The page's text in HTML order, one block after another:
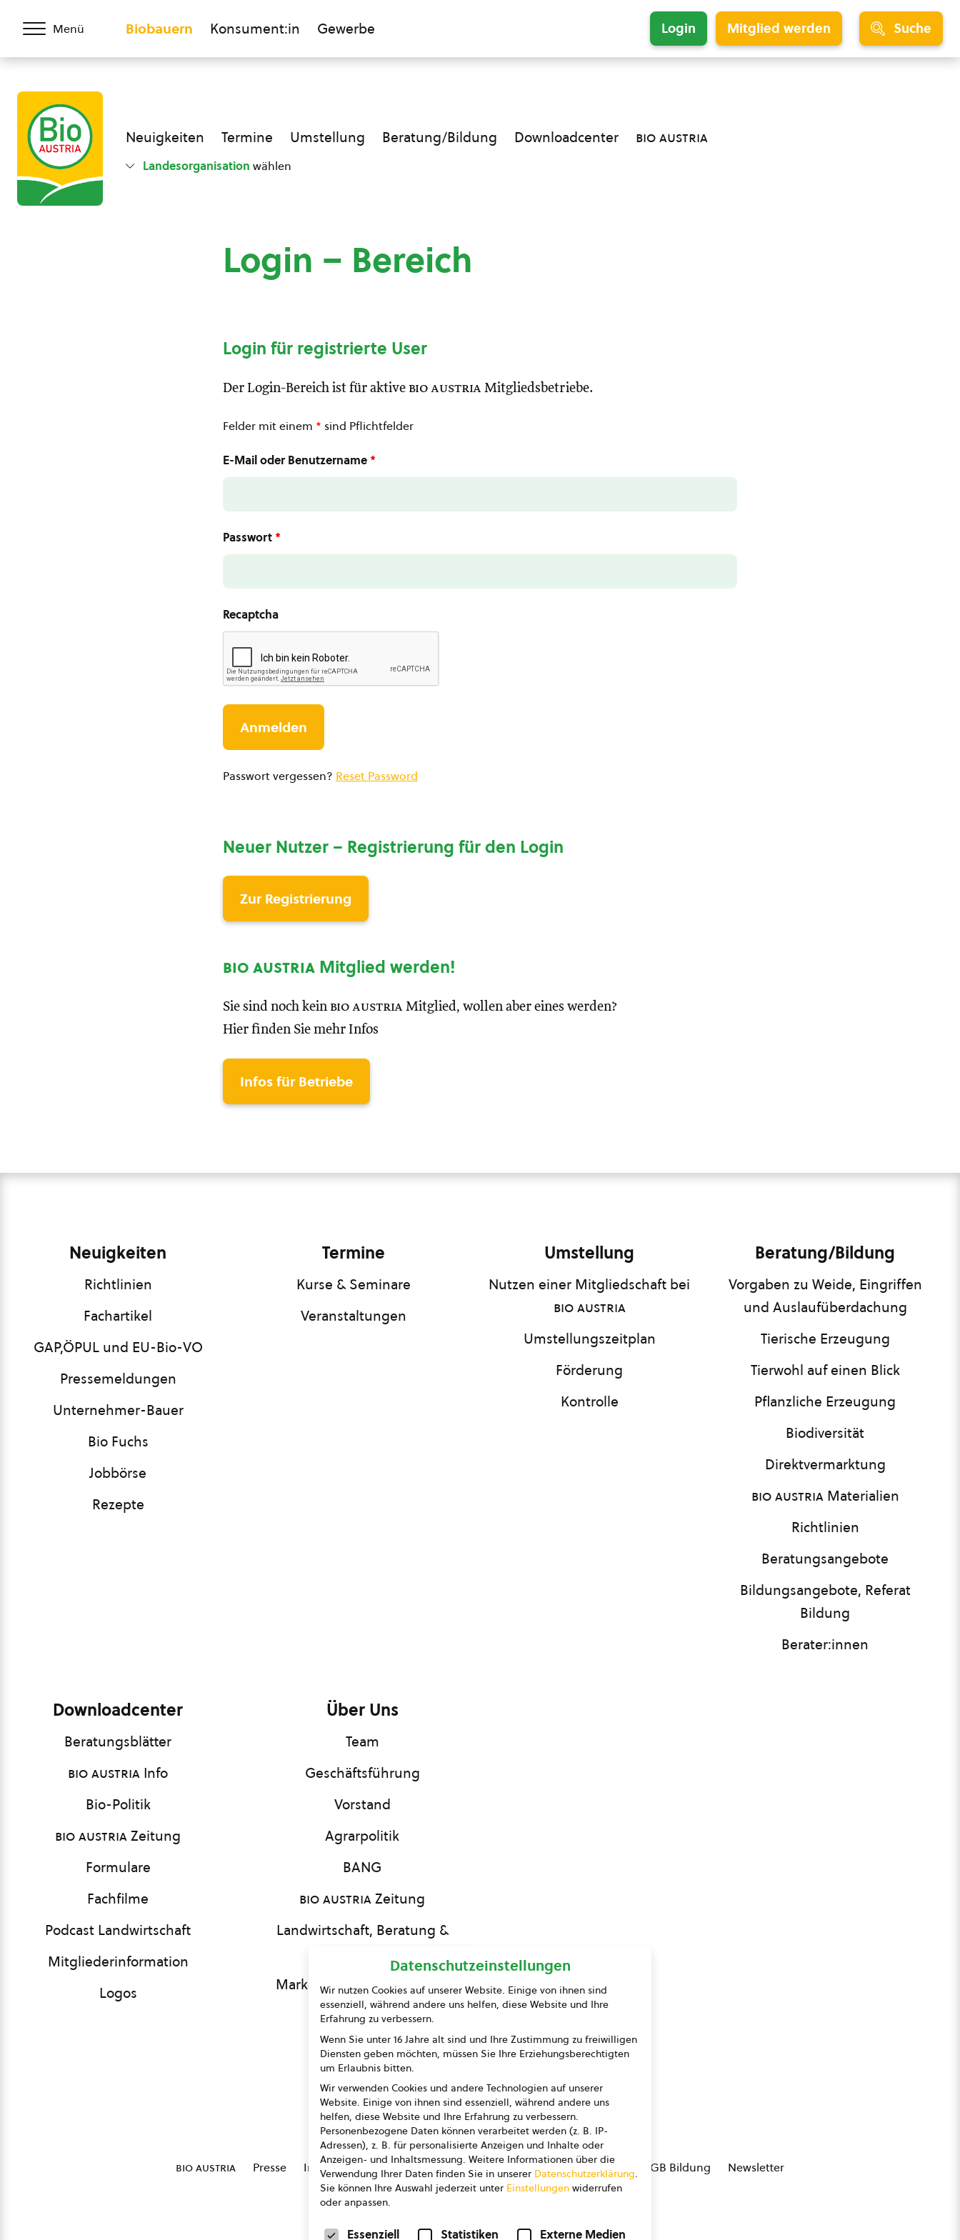
Menü Biobauern Konsument:in Gewerbe Login Mitglied werden Suche
Neuigkeiten Termine Umstellung Beratung/Bildung Downloadcenter bio austria
Landesorganisation wählen
Login – Bereich
Login für registrierte User
Der Login-Bereich ist für aktive bio austria Mitgliedsbetriebe.
Felder mit einem * sind Pflichtfelder
E-Mail oder Benutzername *
Passwort *
Recaptcha
Passwort vergessen? Reset Password
Neuer Nutzer – Registrierung für den Login
Zur Registrierung
bio austria Mitglied werden!
Sie sind noch kein bio austria Mitglied, wollen aber eines werden?
Hier finden Sie mehr Infos
Infos für Betriebe
Neuigkeiten
Richtlinien
Fachartikel
GAP,ÖPUL und EU-Bio-VO
Pressemeldungen
Unternehmer-Bauer
Bio Fuchs
Jobbörse
Rezepte
Termine
Kurse & Seminare
Veranstaltungen
Umstellung
Nutzen einer Mitgliedschaft bei
bio austria
Umstellungszeitplan
Förderung
Kontrolle
Beratung/Bildung
Vorgaben zu Weide, Eingriffen
und Auslaufüberdachung
Tierische Erzeugung
Tierwohl auf einen Blick
Pflanzliche Erzeugung
Biodiversität
Direktvermarktung
bio austriaMaterialien
Richtlinien
Beratungsangebote
Bildungsangebote, Referat
Bildung
Berater:innen
Downloadcenter
Beratungsblätter
bio austria Info
Bio-Politik
bio austriaZeitung
Formulare
Fachfilme
Podcast Landwirtschaft
Mitgliederinformation
Logos
Über Uns
Team
Geschäftsführung
Vorstand
Agrarpolitik
BANG
bio austriaZeitung
Landwirtschaft, Beratung &
Marketing und Information
Presse
Kontakt
bio austria Presse Impressum Datenschutz AGB AGB Marketing GmbH AGB Bildung Newsletter
Datenschutzeinstellungen
Wir nutzen Cookies auf unserer Website. Einige von ihnen sind
essenziell, während andere uns helfen, diese Website und Ihre
Erfahrung zu verbessern.
Wenn Sie unter 16 Jahre alt sind und Ihre Zustimmung zu freiwilligen
Diensten geben möchten, müssen Sie Ihre Erziehungsberechtigten
um Erlaubnis bitten.
Wir verwenden Cookies und andere Technologien auf unserer
Website. Einige von ihnen sind essenziell, während andere uns
helfen, diese Website und Ihre Erfahrung zu verbessern.
Personenbezogene Daten können verarbeitet werden (z. B. IP-
Adressen), z. B. für personalisierte Anzeigen und Inhalte oder
Anzeigen- und Inhaltsmessung. Weitere Informationen über die
Verwendung Ihrer Daten finden Sie in unserer Datenschutzerklärung.
Sie können Ihre Auswahl jederzeit unter Einstellungen widerrufen
oder anpassen.
Datenschutzeinstellungen
Essenziell Statistiken Externe Medien